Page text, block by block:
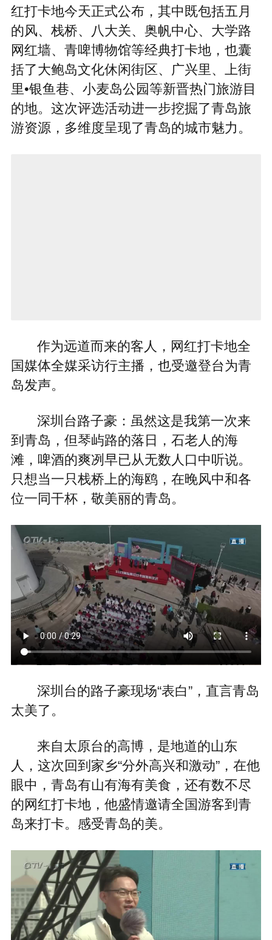
红打卡地今天正式公布，其中既包括五月
的风、栈桥、八大关、奥帆中心、大学路
网红墙、青啤博物馆等经典打卡地，也囊
括了大鲍岛文化休闲街区、广兴里、上街
里•银鱼巷、小麦岛公园等新晋热门旅游目
的地。这次评选活动进一步挖掘了青岛旅
游资源，多维度呈现了青岛的城市魅力。
作为远道而来的客人，网红打卡地全
国媒体全媒采访行主播，也受邀登台为青
岛发声。
深圳台路子豪：虽然这是我第一次来
到青岛，但琴屿路的落日，石老人的海
滩，啤酒的爽冽早已从无数人口中听说。
只想当一只栈桥上的海鸥，在晚风中和各
位一同干杯，敬美丽的青岛。
深圳台的路子豪现场“表白”，直言青岛
太美了。
来自太原台的高博，是地道的山东
人，这次回到家乡“分外高兴和激动”，在他
眼中，青岛有山有海有美食，还有数不尽
的网红打卡地，他盛情邀请全国游客到青
岛来打卡。感受青岛的美。